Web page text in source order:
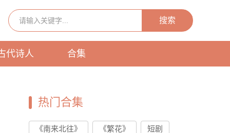
搜索
代诗人 合集
热门合集
《南来北往》 《繁花》 短剧